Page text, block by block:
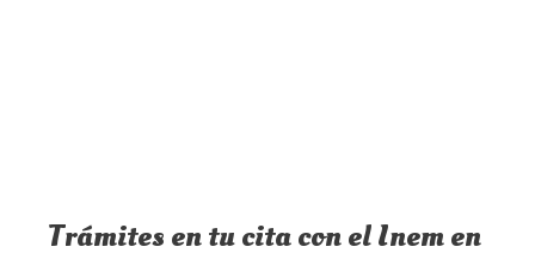
Trámites en tu cita con el Inem en